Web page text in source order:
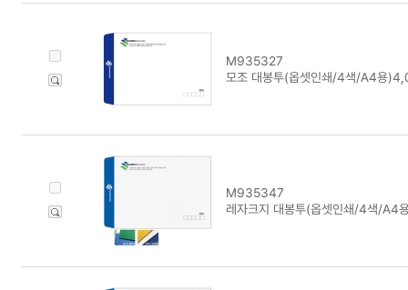
M935327
모조 대봉투(옵셋인쇄/4색/A4용
M935347
레자크지 대봉투(옵셋인쇄/4색/A4